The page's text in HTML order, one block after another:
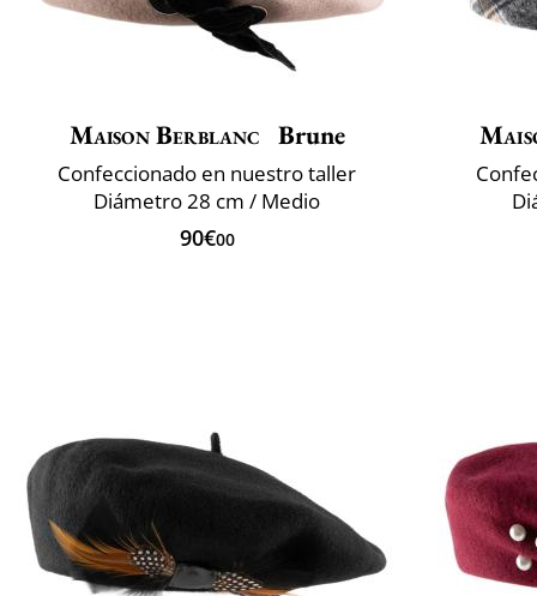
Maison Berblanc Brune
Confeccionado en nuestro taller
Diámetro 28 cm / Medio
90€00